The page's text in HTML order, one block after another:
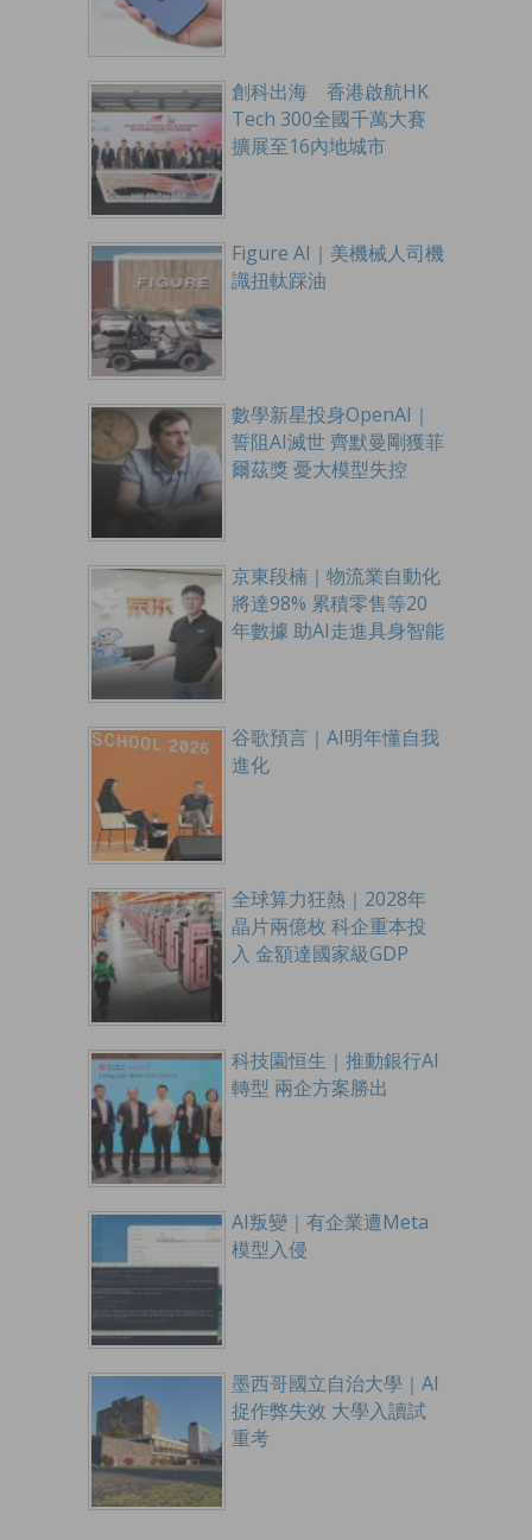
創科出海 香港啟航HK
Tech 300全國千萬大賽
擴展至16內地城市
Figure AI｜美機械人司機
識扭軚踩油
數學新星投身OpenAI｜
誓阻AI滅世 齊默曼剛獲菲
爾茲獎 憂大模型失控
京東段楠｜物流業自動化
將達98% 累積零售等20
年數據 助AI走進具身智能
谷歌預言｜AI明年懂自我
進化
全球算力狂熱｜2028年
晶片兩億枚 科企重本投
入 金額達國家級GDP
科技園恒生｜推動銀行AI
轉型 兩企方案勝出
AI叛變｜有企業遭Meta
模型入侵
墨西哥國立自治大學｜AI
捉作弊失效 大學入讀試
重考